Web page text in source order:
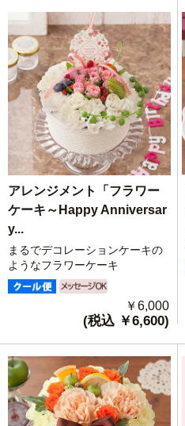
アレンジメント「フラワー
ケーキ～Happy Anniversar
y...
まるでデコレーションケーキの
ようなフラワーケーキ
￥6,000
(税込 ￥6,600)